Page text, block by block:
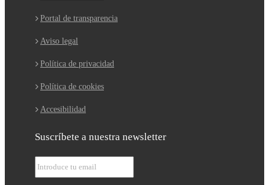
Portal de transparencia
Aviso legal
Política de privacidad
Política de cookies
Accesibilidad
Suscríbete a nuestra newsletter